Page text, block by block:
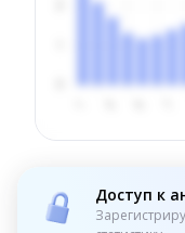
Доступ к